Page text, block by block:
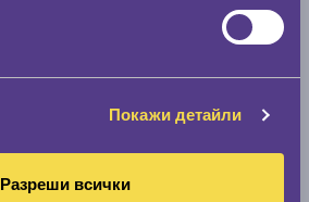
Покажи детайли
Разреши всички